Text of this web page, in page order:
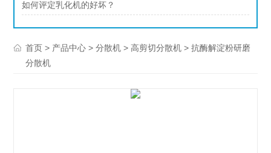
如何评定乳化机的好坏？
首页 > 产品中心 >分散机 >高剪切分散机 > 抗酶解淀粉研磨
分散机